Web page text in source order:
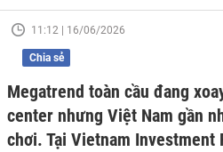
11:12 | 16/06/2026
Chia sẻ
Megatrend toàn cầu đang
center nhưng Việt Nam gần
chơi. Tại Vietnam Investment